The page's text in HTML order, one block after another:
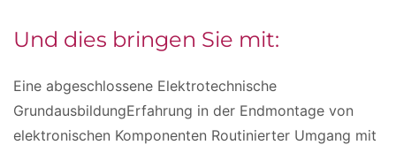
Und dies bringen Sie mit:
Eine abgeschlossene Elektrotechnische
GrundausbildungErfahrung in der Endmontage von
elektronischen Komponenten Routinierter Umgang mit